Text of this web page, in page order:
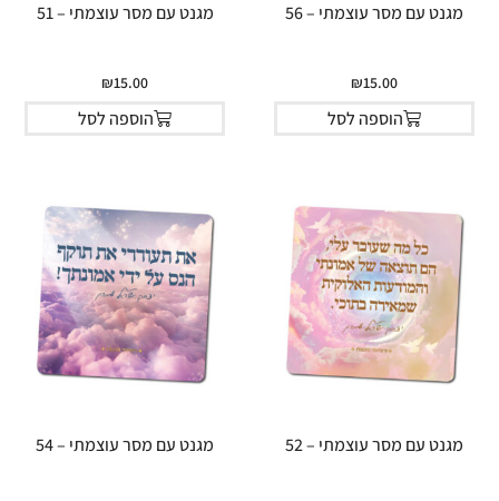
מגנט עם מסר עוצמתי – 56
₪15.00
הוספה לסל
מגנט עם מסר עוצמתי – 51
₪15.00
הוספה לסל
מגנט עם מסר עוצמתי – 52 מגנט עם מסר עוצמתי – 54